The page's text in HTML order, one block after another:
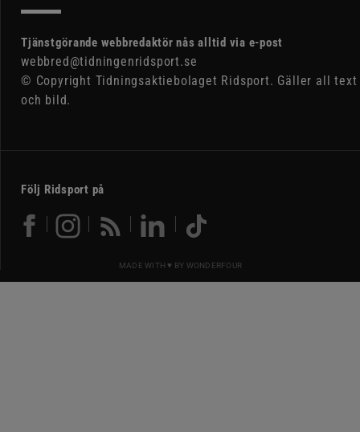
Tjänstgörande webbredaktör nås alltid via e-post
webbred@tidningenridsport.se
© Copyright Tidningsaktiebolaget Ridsport. Gäller all text
och bild.
Följ Ridsport på
MADE WITH ♥ BY WONDERFOUR